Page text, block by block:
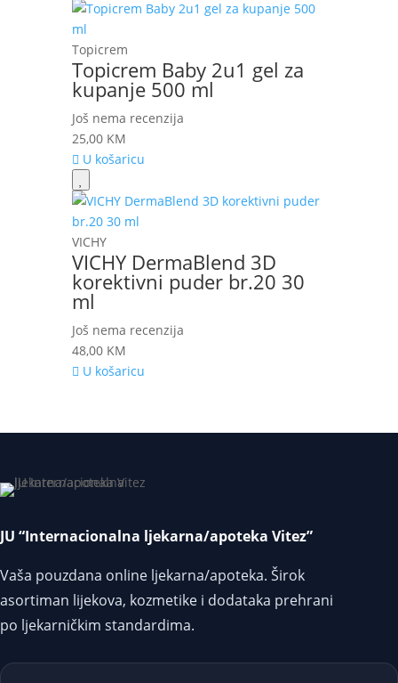
Topicrem
Topicrem Baby 2u1 gel za
kupanje 500 ml
Još nema recenzija
25,00 KM
U košaricu
VICHY
VICHY DermaBlend 3D
korektivni puder br.20 30
ml
Još nema recenzija
48,00 KM
U košaricu
JU “Internacionalna ljekarna/apoteka Vitez”
Vaša pouzdana online ljekarna/apoteka. Širok
asortiman lijekova, kozmetike i dodataka prehrani
po ljekarničkim standardima.